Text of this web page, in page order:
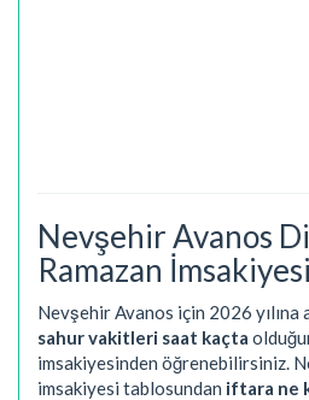
Nevşehir Avanos
Ramazan İmsakiyesi
Nevşehir Avanos için 2026 yılına
sahur vakitleri saat kaçta
imsakiyesinden öğrenebilirsiniz.
imsakiyesi tablosundan iftara ne